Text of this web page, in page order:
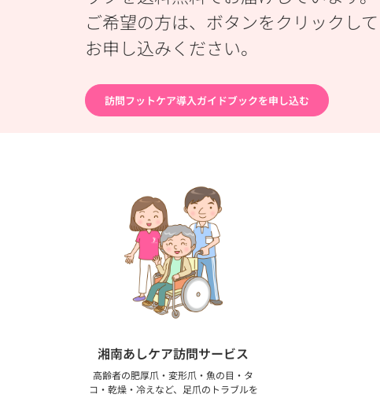
ご希望の方は、ボタンをクリックして
お申し込みください。
訪問フットケア導入ガイドブックを申し込む
湘南あしケア訪問サービス
高齢者の肥厚爪・変形爪・魚の目・タ
コ・乾燥・冷えなど、足爪のトラブルを